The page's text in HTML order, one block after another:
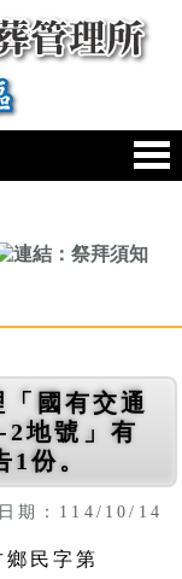
國有交通
2地號」有
份。
期：114/10/14
民字第